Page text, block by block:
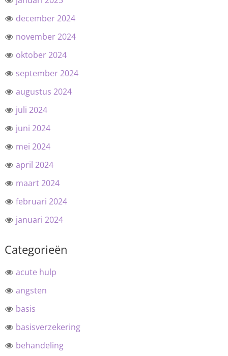
december 2024
november 2024
oktober 2024
september 2024
augustus 2024
juli 2024
juni 2024
mei 2024
april 2024
maart 2024
februari 2024
januari 2024
Categorieën
acute hulp
angsten
basis
basisverzekering
behandeling